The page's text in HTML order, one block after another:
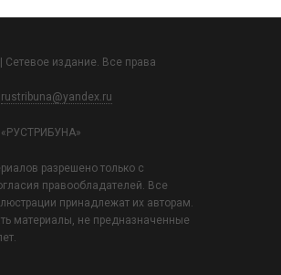
издание. Все права
rustribuna@yandex.ru
разрешено только с
правообладателей. Все
принадлежат их авторам.
материалы, не предназначенные